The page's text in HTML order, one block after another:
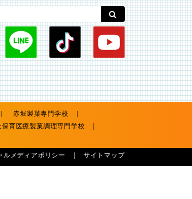
赤堀製菓専門学校
育医療製菓調理専門学校
サイトマップ
ルメディアポリシー